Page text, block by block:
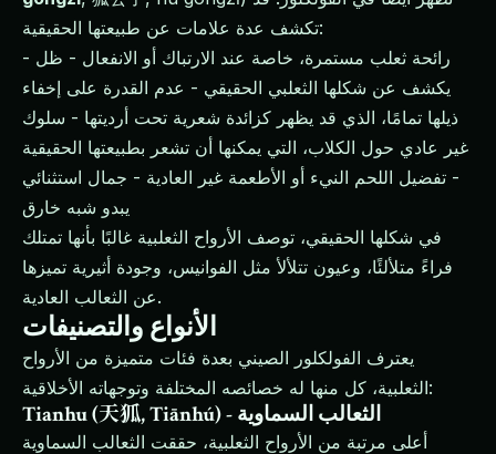
تكشف عدة علامات عن طبيعتها الحقيقية:
- رائحة ثعلب مستمرة، خاصة عند الارتباك أو الانفعال - ظل
يكشف عن شكلها الثعلبي الحقيقي - عدم القدرة على إخفاء
ذيلها تمامًا، الذي قد يظهر كزائدة شعرية تحت أرديتها - سلوك
غير عادي حول الكلاب، التي يمكنها أن تشعر بطبيعتها الحقيقية
- تفضيل اللحم النيء أو الأطعمة غير العادية - جمال استثنائي
يبدو شبه خارق
في شكلها الحقيقي، توصف الأرواح الثعلبية غالبًا بأنها تمتلك
فراءً متلألئًا، وعيون تتلألأ مثل الفوانيس، وجودة أثيرية تميزها
عن الثعالب العادية.
الأنواع والتصنيفات
يعترف الفولكلور الصيني بعدة فئات متميزة من الأرواح
الثعلبية، كل منها له خصائصه المختلفة وتوجهاته الأخلاقية:
Tianhu (天狐, Tiānhú) - الثعالب السماوية
أعلى مرتبة من الأرواح الثعلبية، حققت الثعالب السماوية